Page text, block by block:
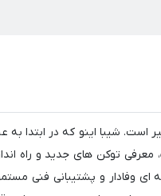
است. شیبا اینو که در ابتدا به
توکن های جدید و راه
ای وفادار و پشتیبانی فنی